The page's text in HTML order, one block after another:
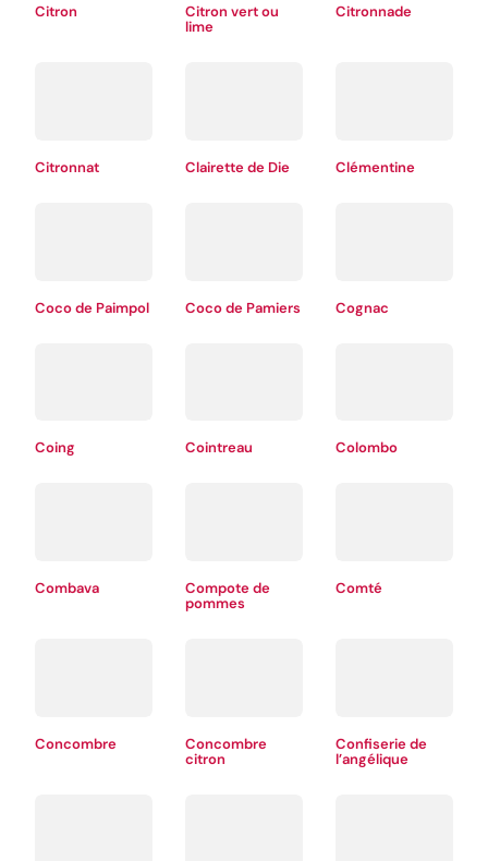
Citron
Citron vert ou
lime
Citronnade
Citronnat Clairette de Die Clémentine
Coco de Paimpol Coco de Pamiers Cognac
Coing Cointreau Colombo
Combava
Compote de
pommes
Comté
Concombre
Concombre
citron
Confiserie de
l’angélique